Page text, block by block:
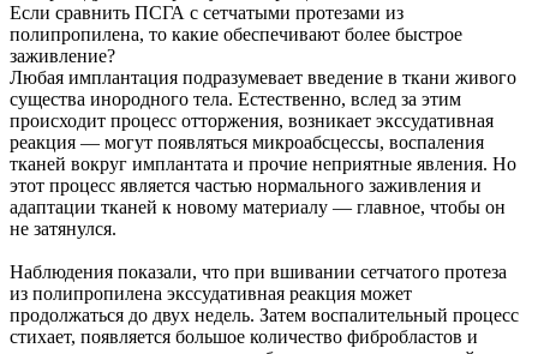
Если сравнить ПСГА с сетчатыми протезами из
полипропилена, то какие обеспечивают более быстрое
заживление?
Любая имплантация подразумевает введение в ткани живого
существа инородного тела. Естественно, вслед за этим
происходит процесс отторжения, возникает экссудативная
реакция — могут появляться микроабсцессы, воспаления
тканей вокруг имплантата и прочие неприятные явления. Но
этот процесс является частью нормального заживления и
адаптации тканей к новому материалу — главное, чтобы он
не затянулся.
Наблюдения показали, что при вшивании сетчатого протеза
из полипропилена экссудативная реакция может
продолжаться до двух недель. Затем воспалительный процесс
стихает, появляется большое количество фибробластов и